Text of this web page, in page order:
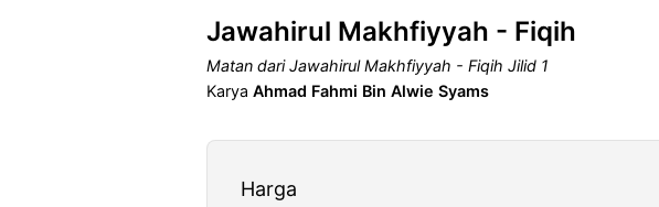
Jawahirul Makhfiyyah - Fiqih
Matan dari Jawahirul Makhfiyyah - Fiqih Jilid 1
Karya Ahmad Fahmi Bin Alwie Syams
Harga